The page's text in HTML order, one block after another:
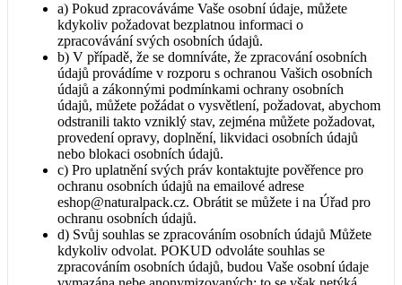
a) Pokud zpracováváme Vaše osobní údaje, můžete
kdykoliv požadovat bezplatnou informaci o
zpracovávání svých osobních údajů.
b) V případě, že se domníváte, že zpracování osobních
údajů provádíme v rozporu s ochranou Vašich osobních
údajů a zákonnými podmínkami ochrany osobních
údajů, můžete požádat o vysvětlení, požadovat, abychom
odstranili takto vzniklý stav, zejména můžete požadovat,
provedení opravy, doplnění, likvidaci osobních údajů
nebo blokaci osobních údajů.
c) Pro uplatnění svých práv kontaktujte pověřence pro
ochranu osobních údajů na emailové adrese
eshop@naturalpack.cz. Obrátit se můžete i na Úřad pro
ochranu osobních údajů.
d) Svůj souhlas se zpracováním osobních údajů Můžete
kdykoliv odvolat. POKUD odvoláte souhlas se
zpracováním osobních údajů, budou Vaše osobní údaje